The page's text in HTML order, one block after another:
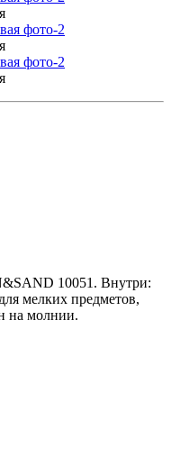
10051. Внутри:
мелких предметов,
на молнии.